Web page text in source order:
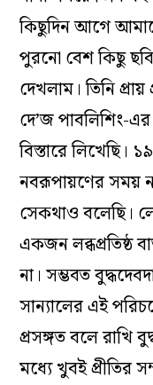
কিছুদিন আগে
পুরনো বেশ কিছু
দেখলাম। তিনি
দে’জ পাবলিশিং-
বিস্তারে লিখেছি।
নবরূপায়ণের সময়
সেকথাও বলেছি।
একজন লব্ধপ্রতিষ্ঠ
না। সম্ভবত
সান্যালের এই
প্রসঙ্গত বলে রাখি
মধ্যে খুবই প্রীতির